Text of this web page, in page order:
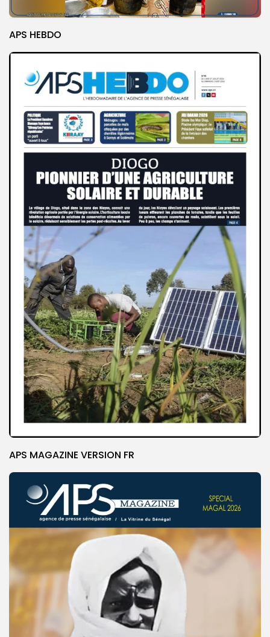
APS HEBDO
APS MAGAZINE VERSION FR